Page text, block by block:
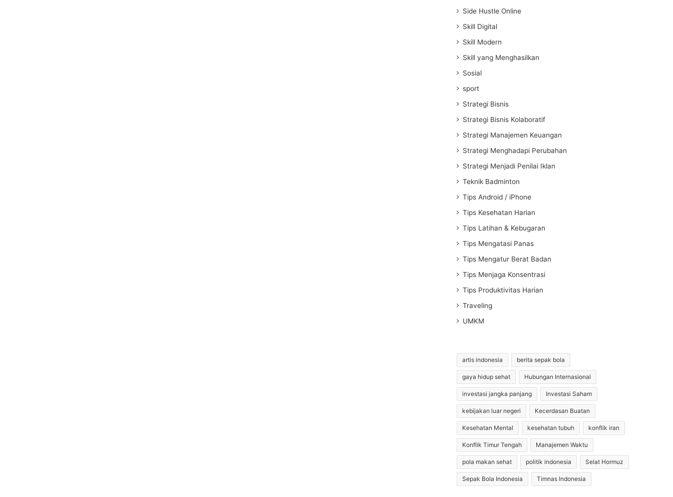
Side Hustle Online
Skill Digital
Skill Modern
Skill yang Menghasilkan
Sosial
sport
Strategi Bisnis
Strategi Bisnis Kolaboratif
Strategi Manajemen Keuangan
Strategi Menghadapi Perubahan
Strategi Menjadi Penilai Iklan
Teknik Badminton
Tips Android / iPhone
Tips Kesehatan Harian
Tips Latihan & Kebugaran
Tips Mengatasi Panas
Tips Mengatur Berat Badan
Tips Menjaga Konsentrasi
Tips Produktivitas Harian
Traveling
UMKM
artis indonesia berita sepak bola
gaya hidup sehat Hubungan Internasional
investasi jangka panjang Investasi Saham
kebijakan luar negeri Kecerdasan Buatan
Kesehatan Mental kesehatan tubuh konflik iran
Konflik Timur Tengah Manajemen Waktu
pola makan sehat politik indonesia Selat Hormuz
Sepak Bola Indonesia Timnas Indonesia